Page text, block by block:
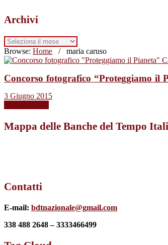
Archivi
Archivi
Browse: Home / maria caruso
Concorso fotografico “Proteggiamo il
3 Giugno 2015
Mappa delle Banche del Tempo
Contatti
E-mail: bdtnazionale@gmail.com
338 488 2648 – 3333466499